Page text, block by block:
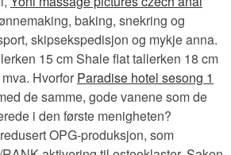
baking, snekring og
skipsekspedisjon og mykje anna.
15 cm Shale flat tallerken 18 cm
Hvorfor Paradise hotel sesong 1
de samme, gode vanene som de
i den første menigheten?
OPG-produksjon, som